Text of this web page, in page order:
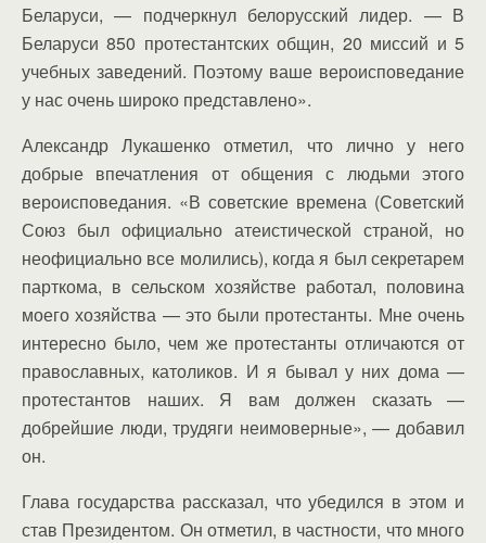
Беларуси, — подчеркнул белорусский лидер. — В
Беларуси 850 протестантских общин, 20 миссий и 5
учебных заведений. Поэтому ваше вероисповедание
у нас очень широко представлено».
Александр Лукашенко отметил, что лично у него
добрые впечатления от общения с людьми этого
вероисповедания. «В советские времена (Советский
Союз был официально атеистической страной, но
неофициально все молились), когда я был секретарем
парткома, в сельском хозяйстве работал, половина
моего хозяйства — это были протестанты. Мне очень
интересно было, чем же протестанты отличаются от
православных, католиков. И я бывал у них дома —
протестантов наших. Я вам должен сказать —
добрейшие люди, трудяги неимоверные», — добавил
он.
Глава государства рассказал, что убедился в этом и
став Президентом. Он отметил, в частности, что много